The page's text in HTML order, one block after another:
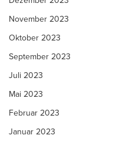
November 2023
Oktober 2023
September 2023
Juli 2023
Mai 2023
Februar 2023
Januar 2023